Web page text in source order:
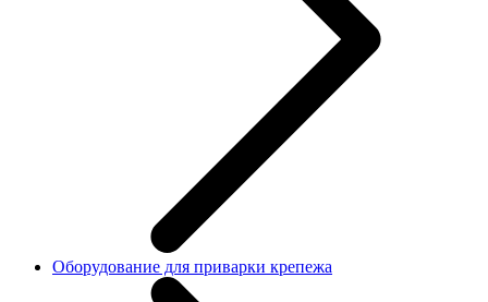
Оборудование для приварки крепежа